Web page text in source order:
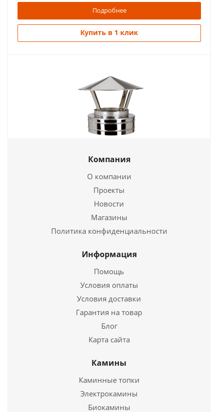
Подробнее
Купить в 1 клик
1 123руб.
Подробнее
Купить в 1 клик
Компания
О компании
Проекты
Новости
Магазины
Политика конфиденциальности
Информация
Помощь
Условия оплаты
Условия доставки
Гарантия на товар
Блог
Карта сайта
Камины
Каминные топки
Электрокамины
Биокамины